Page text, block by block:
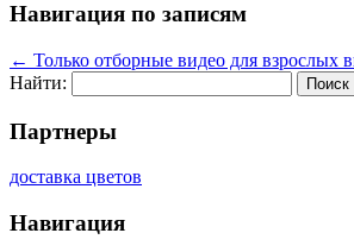
Навигация по записям
← Только отборные видео для взрослых
Найти:
Партнеры
доставка цветов
Навигация